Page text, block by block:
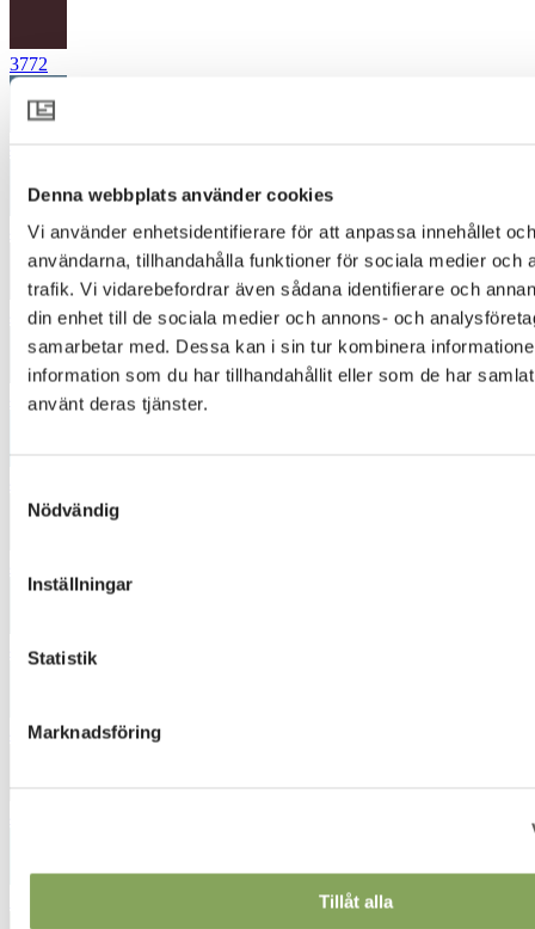
Denna webbplats använder cookies
Vi använder enhetsidentifierare för att anpassa innehållet
användarna, tillhandahålla funktioner för sociala medier och
trafik. Vi vidarebefordrar även sådana identifierare och
din enhet till de sociala medier och annons- och
samarbetar med. Dessa kan i sin tur kombinera
information som du har tillhandahållit eller som de har
använt deras tjänster.
Nödvändig
Inställningar
Statistik
Marknadsföring
Tillåt alla
3772
4345
4380
4454
4745
4831